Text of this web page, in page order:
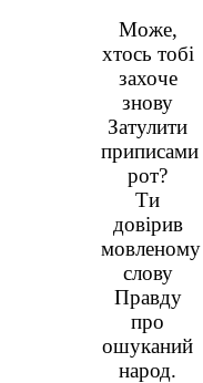
Може,
хтось тобі
захоче
знову
Затулити
приписами
рот?
Ти
довірив
мовленому
слову
Правду
про
ошуканий
народ.